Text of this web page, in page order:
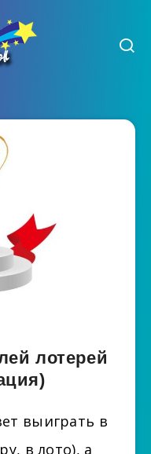
лотерей
выиграть в
в лото), а